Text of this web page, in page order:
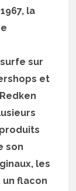
la
sur
et
son
les
flacon